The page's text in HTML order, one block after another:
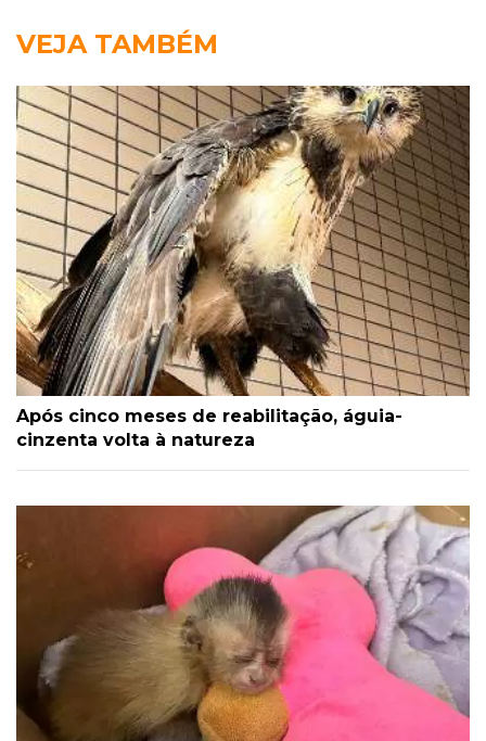
VEJA TAMBÉM
Após cinco meses de reabilitação, águia-
cinzenta volta à natureza